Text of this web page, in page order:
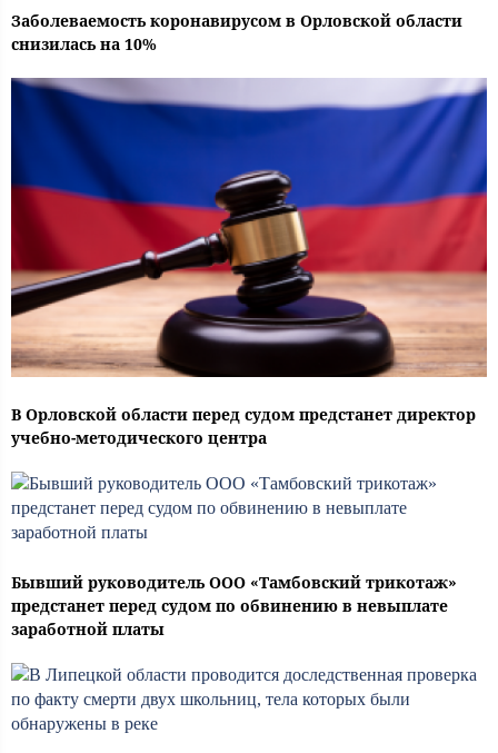
Заболеваемость коронавирусом в Орловской области
снизилась на 10%
В Орловской области перед судом предстанет директор
учебно-методического центра
Бывший руководитель ООО «Тамбовский трикотаж»
предстанет перед судом по обвинению в невыплате
заработной платы